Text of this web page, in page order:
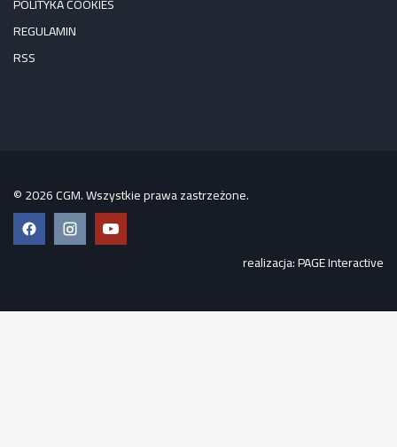
REGULAMIN
RSS
© 2026 CGM. Wszystkie prawa zastrzeżone.
FacebookInstagramYouTube
realizacja:PAGE Interactive